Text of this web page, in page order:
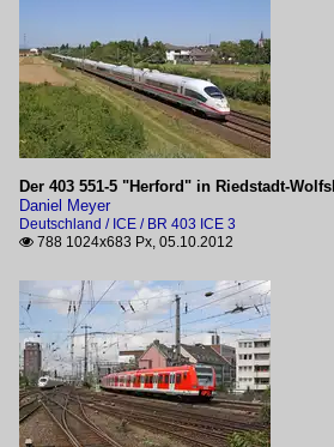
Der 403 551-5 "Herford" in Riedstadt-
Daniel Meyer
Deutschland / ICE / BR 403 ICE 3
 788 1024x683 Px, 05.10.2012